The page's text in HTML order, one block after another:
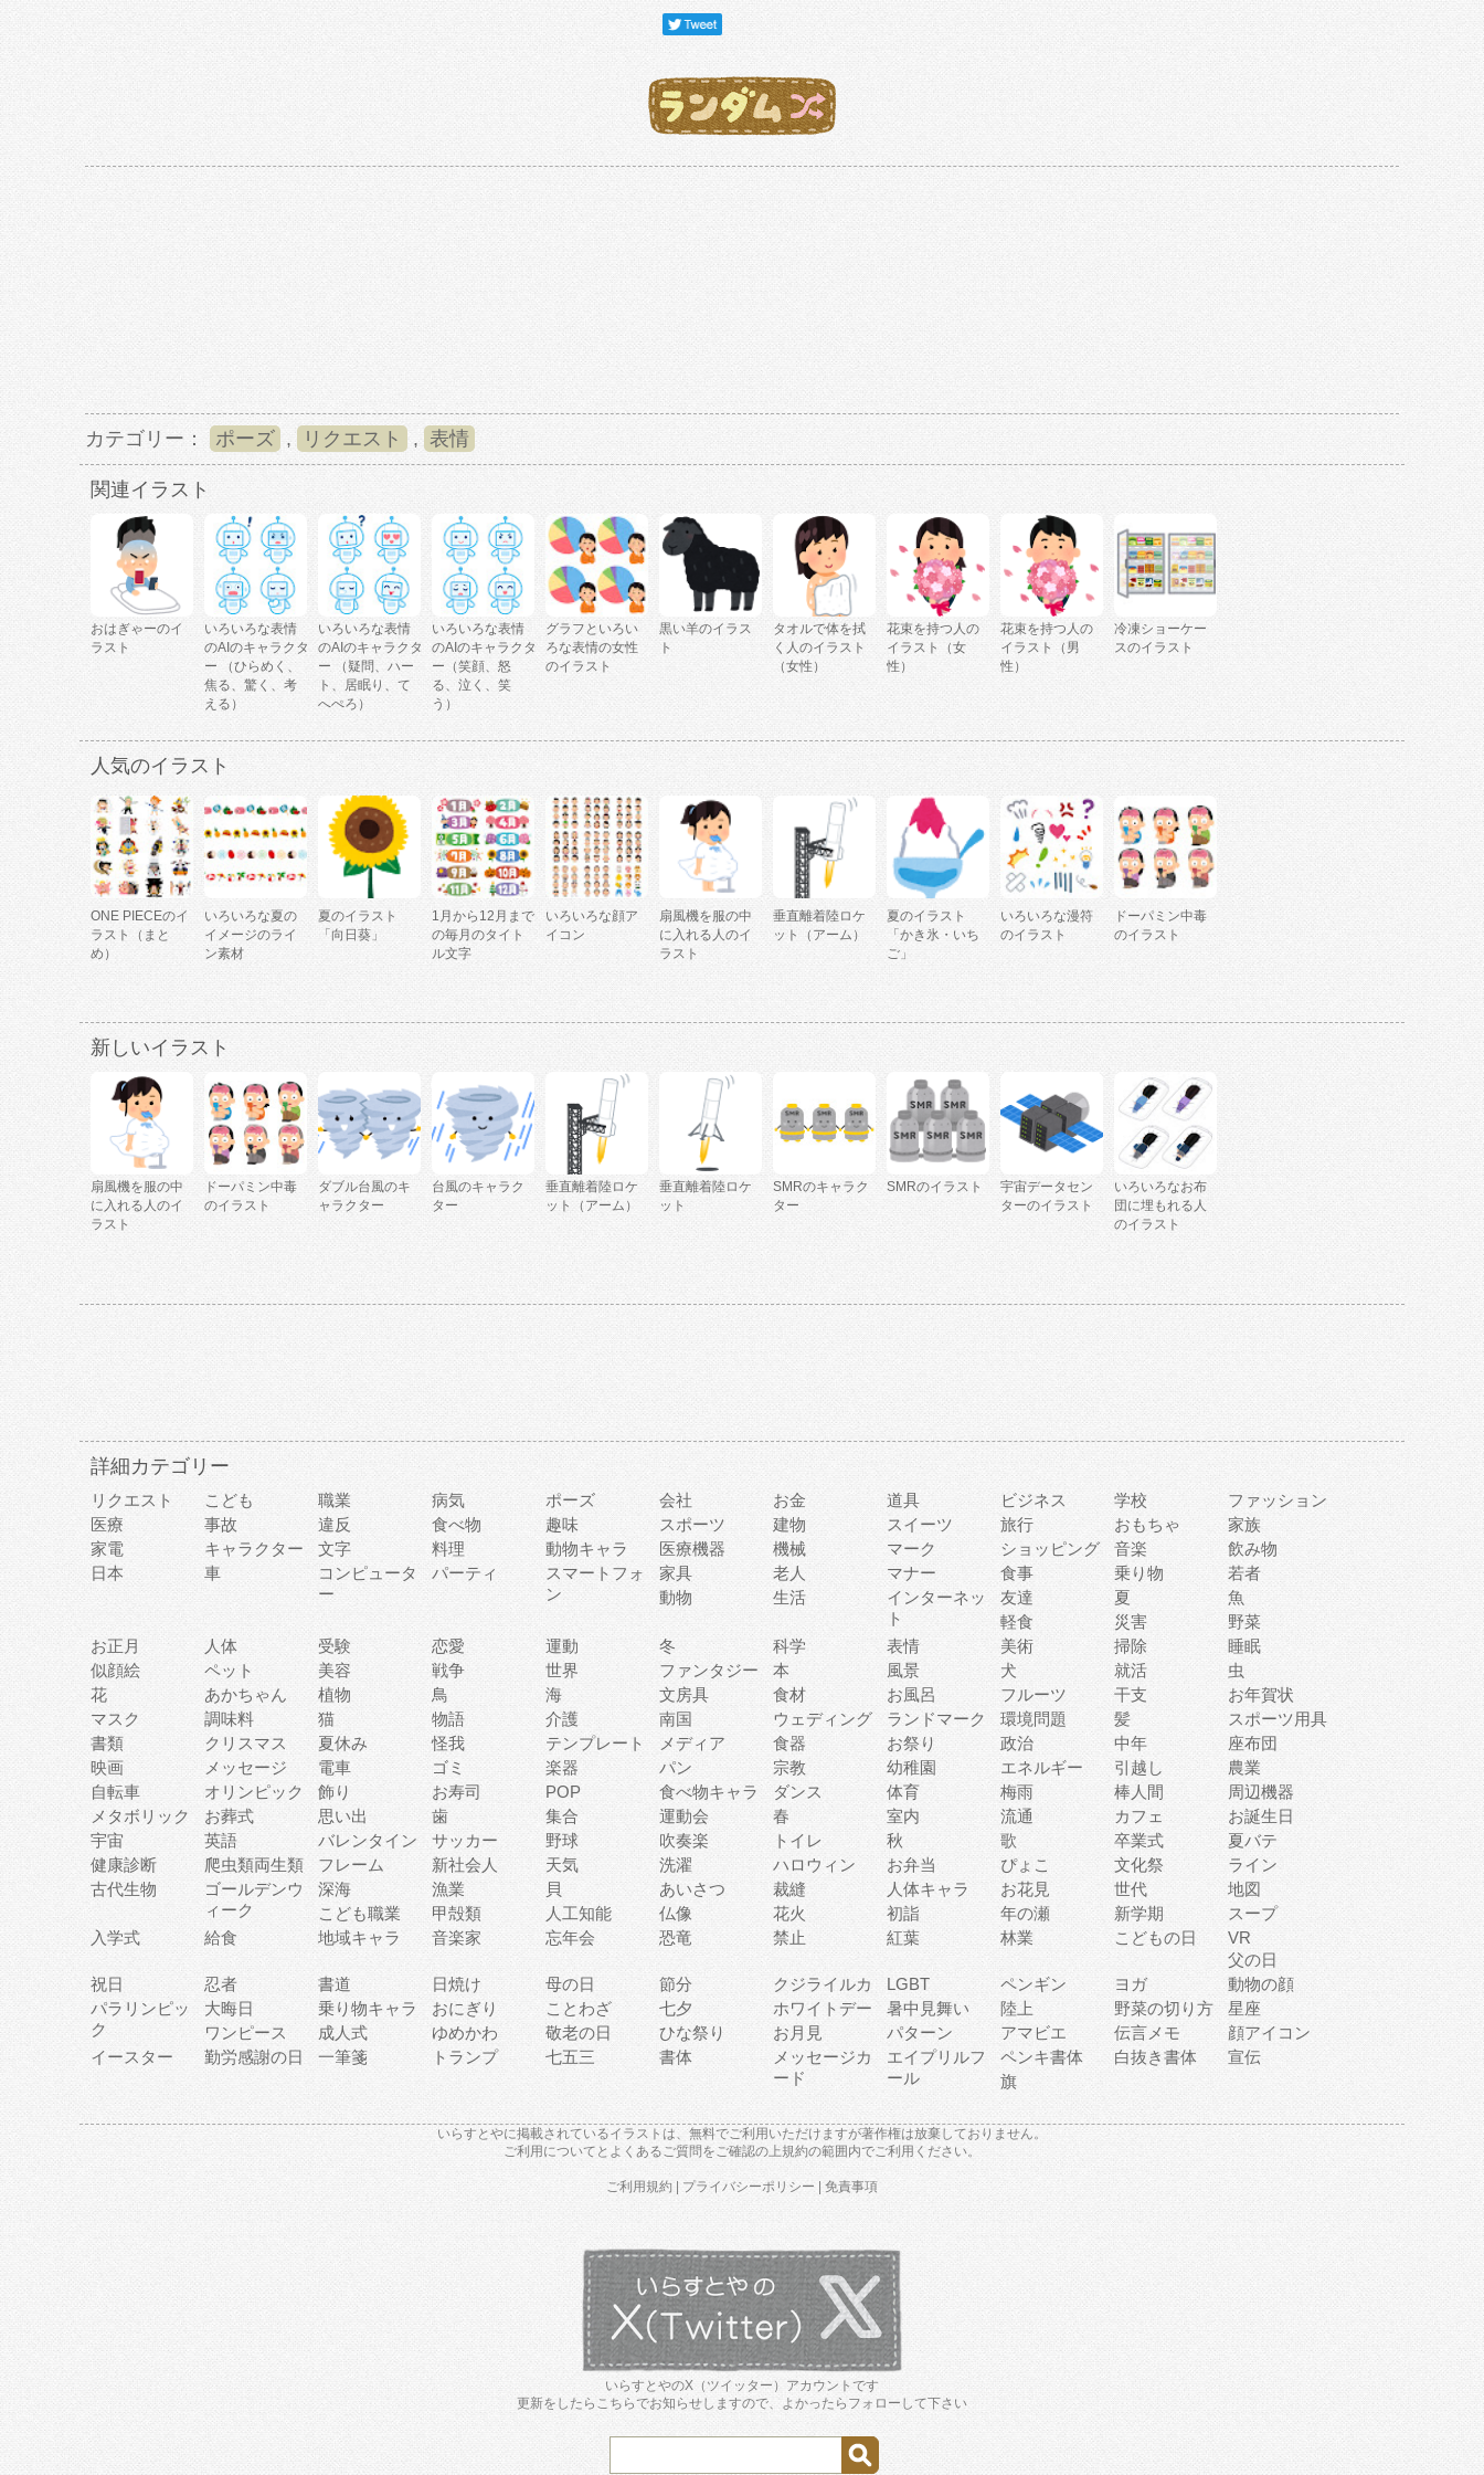
カテゴリー： ポーズ , リクエスト , 表情
関連イラスト
おはぎゃーのイ
ラスト
いろいろな表情
のAIのキャラクタ
ー （ひらめく、
焦る、驚く、考
える）
いろいろな表情
のAIのキャラクタ
ー （疑問、ハー
ト、居眠り、て
へぺろ）
いろいろな表情
のAIのキャラクタ
ー（笑顔、怒
る、泣く、笑
う）
グラフといろい
ろな表情の女性
のイラスト
黒い羊のイラス
ト
タオルで体を拭
く人のイラスト
（女性）
花束を持つ人の
イラスト（女
性）
花束を持つ人の
イラスト（男
性）
冷凍ショーケー
スのイラスト
人気のイラスト
ONE PIECEのイ
ラスト（まと
め）
いろいろな夏の
イメージのライ
ン素材
夏のイラスト
「向日葵」
1月から12月まで
の毎月のタイト
ル文字
いろいろな顔ア
イコン
扇風機を服の中
に入れる人のイ
ラスト
垂直離着陸ロケ
ット（アーム）
夏のイラスト
「かき氷・いち
ご」
いろいろな漫符
のイラスト
ドーパミン中毒
のイラスト
新しいイラスト
扇風機を服の中
に入れる人のイ
ラスト
ドーパミン中毒
のイラスト
ダブル台風のキ
ャラクター
台風のキャラク
ター
垂直離着陸ロケ
ット（アーム）
垂直離着陸ロケ
ット
SMRのキャラク
ター
SMRのイラスト
宇宙データセン
ターのイラスト
いろいろなお布
団に埋もれる人
のイラスト
詳細カテゴリー
リクエスト こども 職業 病気 ポーズ 会社 お金 道具 ビジネス 学校
ファッション
医療
事故 違反 食べ物 趣味 スポーツ 建物 スイーツ 旅行 おもちゃ
家族
家電
キャラクター 文字 料理 動物キャラ 医療機器 機械 マーク ショッピング 音楽
飲み物
日本
車
コンピュータ
ー
パーティ
スマートフォ
ン
家具 老人 マナー 食事 乗り物
若者
動物
生活
インターネッ
ト
友達 夏
魚
軽食
災害
野菜
お正月
人体 受験 恋愛 運動 冬 科学 表情 美術 掃除
睡眠
似顔絵
ペット 美容 戦争 世界 ファンタジー 本 風景 犬 就活
虫
花
あかちゃん 植物 鳥 海 文房具 食材 お風呂 フルーツ 干支
お年賀状
マスク
調味料 猫 物語 介護 南国 ウェディング ランドマーク 環境問題 髪
スポーツ用具
書類
クリスマス 夏休み 怪我 テンプレート メディア 食器 お祭り 政治 中年
座布団
映画
メッセージ 電車 ゴミ 楽器 パン 宗教 幼稚園 エネルギー 引越し
農業
自転車
オリンピック 飾り お寿司 POP 食べ物キャラ ダンス 体育 梅雨 棒人間
周辺機器
メタボリック
お葬式 思い出 歯 集合 運動会 春 室内 流通 カフェ
お誕生日
宇宙
英語 バレンタイン サッカー 野球 吹奏楽 トイレ 秋 歌 卒業式
夏バテ
健康診断
爬虫類両生類 フレーム 新社会人 天気 洗濯 ハロウィン お弁当 ぴょこ 文化祭
ライン
古代生物
ゴールデンウ
ィーク
深海 漁業 貝 あいさつ 裁縫 人体キャラ お花見 世代
地図
こども職業
甲殻類 人工知能 仏像 花火 初詣 年の瀬 新学期
スープ
入学式
給食 地域キャラ 音楽家 忘年会 恐竜 禁止 紅葉 林業 こどもの日
VR
父の日
祝日
忍者 書道 日焼け 母の日 節分 クジライルカ LGBT ペンギン ヨガ
動物の顔
パラリンピッ
ク
大晦日 乗り物キャラ おにぎり ことわざ 七夕 ホワイトデー 暑中見舞い 陸上 野菜の切り方
星座
ワンピース
成人式 ゆめかわ 敬老の日 ひな祭り お月見 パターン アマビエ 伝言メモ
顔アイコン
イースター
勤労感謝の日 一筆箋 トランプ 七五三 書体
メッセージカ
ード
エイプリルフ
ール
ペンキ書体 白抜き書体
宣伝
旗
いらすとやに掲載されているイラストは、無料でご利用いただけますが著作権は放棄しておりません。
ご利用について と よくあるご質問をご確認の上規約の範囲内でご利用ください。
ご利用規約 プライバシーポリシー 免責事項
いらすとやのX（ツイッター）アカウントです
更新をしたらこちらでお知らせしますので、よかったらフォローして下さい